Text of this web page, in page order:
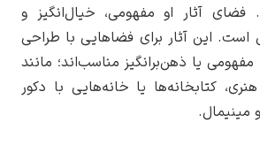
مفهومی، خیال‌انگیز و
برای فضاهایی با طراحی
مناسب‌اند؛ مانند
یا خانه‌هایی با دکور